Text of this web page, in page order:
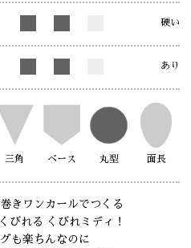
硬い
あり
三角 ベース 丸型 面長
きワンカールでつくる
びれる くびれミディ！
も楽ちんなのに